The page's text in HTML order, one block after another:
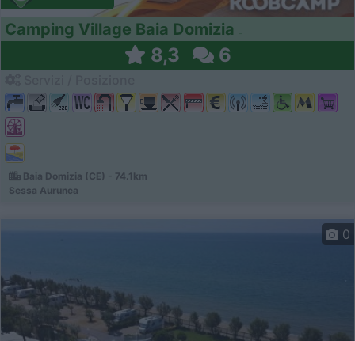
Camping Village Baia Domizia
8,3 6
Baia Domizia (CE) - 74.1km
Sessa Aurunca
0